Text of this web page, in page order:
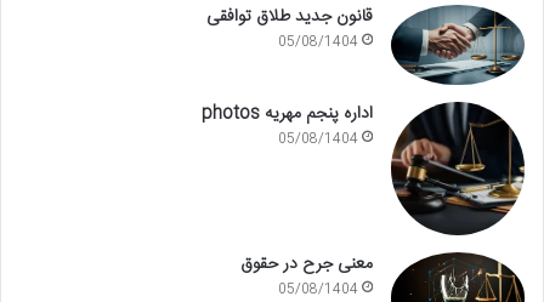
قانون جدید طلاق توافقی
05/08/1404
اداره پنجم مهریه photos
05/08/1404
معنی جرح در حقوق
05/08/1404